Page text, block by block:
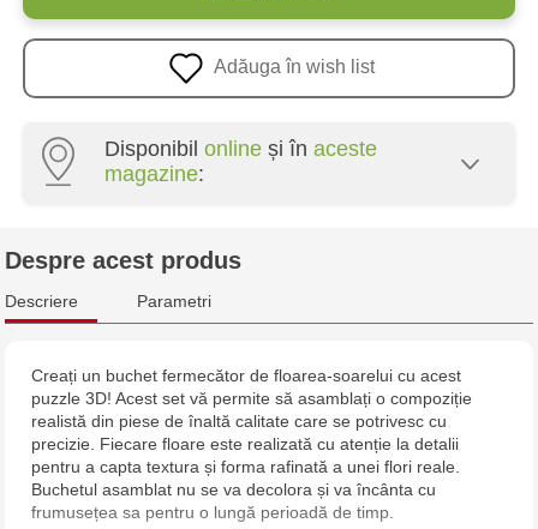
Adăuga în wish list
Disponibil online și în aceste
magazine:
Multistore Centru - bd. Cantemir, 6
Jucarenia Buiucani Alfa
Jucărenia Bălți - str. Alexandru Cel Bun, 5
Jucărenia Cahul - str. Ștefan cel Mare, 29А
Despre acest produs
Descriere Parametri
Creați un buchet fermecător de floarea-soarelui cu acest
puzzle 3D! Acest set vă permite să asamblați o compoziție
realistă din piese de înaltă calitate care se potrivesc cu
precizie. Fiecare floare este realizată cu atenție la detalii
pentru a capta textura și forma rafinată a unei flori reale.
Buchetul asamblat nu se va decolora și va încânta cu
frumusețea sa pentru o lungă perioadă de timp.